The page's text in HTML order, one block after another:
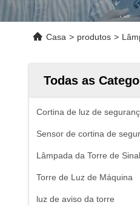
Casa > produtos >
Todas as
Cortina de luz de
Sensor de cortina de
Lâmpada da Torre de
Torre de Luz de Máquina
luz de aviso da torre